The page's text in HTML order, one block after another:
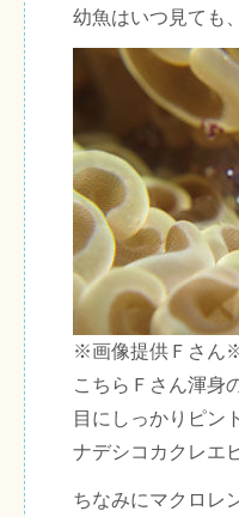
幼魚はいつ見ても
※画像提供Ｆさん
こちらＦさん渾身
目にしっかりピン
ナデシコカクレエ
ちなみにマクロレ